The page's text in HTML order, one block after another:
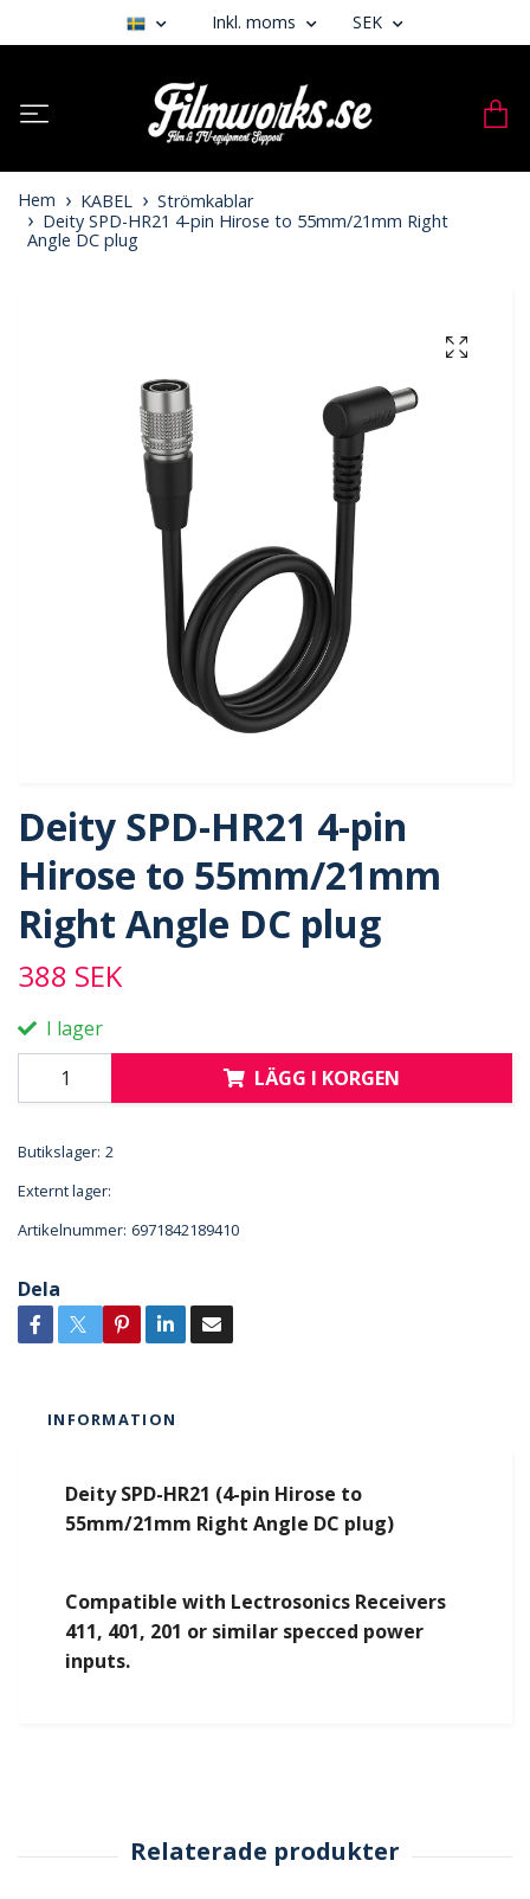
Inkl. moms SEK
Hem KABEL
Strömkablar
Deity SPD-HR21 4-pin Hirose to 55mm/21mm Right
Angle DC plug
Deity SPD-HR21 4-pin
Hirose to 55mm/21mm
Right Angle DC plug
388 SEK
I lager
LÄGG I KORGEN
Butikslager: 2
Externt lager:
Artikelnummer: 6971842189410
Dela
INFORMATION
Deity SPD-HR21 (4-pin Hirose to
55mm/21mm Right Angle DC plug)
Compatible with Lectrosonics Receivers
411, 401, 201 or similar specced power
inputs.